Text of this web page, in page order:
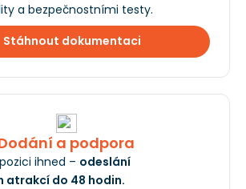
a bezpečnostními testy.
Stáhnout dokumentaci
a podpora
ihned – odeslání
atrakcí do 48 hodin.